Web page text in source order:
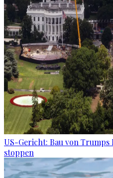
US-Gericht: Bau von Trumps
stoppen